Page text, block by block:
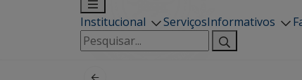
Institucional ServiçosInformativos
Pesquisar
por: